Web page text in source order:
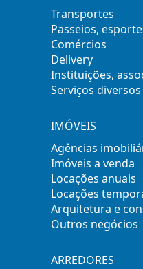
Transportes
Passeios,
Comércios
Delivery
Instituições,
Serviços diversos
IMÓVEIS
Agências
Imóveis a venda
Locações anuais
Locações
Arquitetura e
Outros negócios
ARREDORES